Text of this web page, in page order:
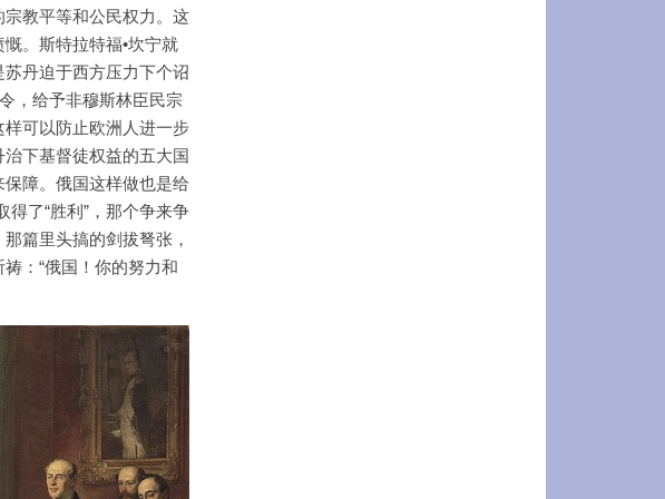
教平等和公民权力。这
。斯特拉特福•坎宁就
丹迫于西方压力下个诏
，给予非穆斯林臣民宗
可以防止欧洲人进一步
下基督徒权益的五大国
障。俄国这样做也是给
得了“胜利”，那个争来争
那篇里头搞的剑拔弩张，
：“俄国！你的努力和